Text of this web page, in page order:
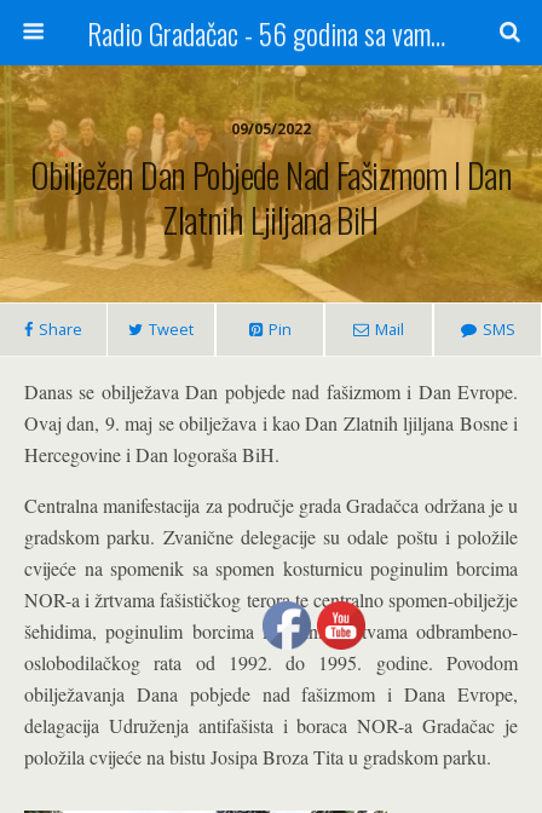
Radio Gradačac - 56 godina sa vama...
09/05/2022
Obilježen Dan Pobjede Nad Fašizmom I Dan
Zlatnih Ljiljana BiH
Share Tweet Pin Mail SMS
Danas se obilježava Dan pobjede nad fašizmom i Dan Evrope.
Ovaj dan, 9. maj se obilježava i kao Dan Zlatnih ljiljana Bosne i
Hercegovine i Dan logoraša BiH.
Centralna manifestacija za područje grada Gradačca održana je u
gradskom parku. Zvanične delegacije su odale poštu i položile
cvijeće na spomenik sa spomen kosturnicu poginulim borcima
NOR-a i žrtvama fašističkog terora te centralno spomen-obilježje
šehidima, poginulim borcima i civilnim žrtvama odbrambeno-
oslobodilačkog rata od 1992. do 1995. godine. Povodom
obilježavanja Dana pobjede nad fašizmom i Dana Evrope,
delagacija Udruženja antifašista i boraca NOR-a Gradačac je
položila cvijeće na bistu Josipa Broza Tita u gradskom parku.